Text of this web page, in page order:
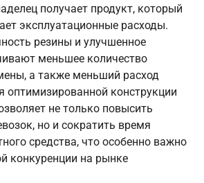
получает продукт, который
эксплуатационные расходы.
резины и улучшенное
меньшее количество
а также меньший расход
оптимизированной конструкции
не только повысить
но и сократить время
средства, что особенно важно
конкуренции на рынке